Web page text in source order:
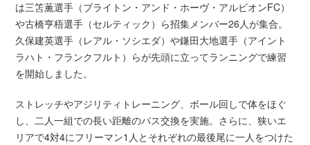
は三笘薫選手（ブライトン・アンド・ホーヴ・アルビオンFC）
や古橋亨梧選手（セルティック）ら招集メンバー26人が集合。
久保建英選手（レアル・ソシエダ）や鎌田大地選手（アイント
ラハト・フランクフルト）らが先頭に立ってランニングで練習
を開始しました。
ストレッチやアジリティトレーニング、ボール回しで体をほぐ
し、二人一組での長い距離のパス交換を実施。さらに、狭いエ
リアで4対4にフリーマン1人とそれぞれの最後尾に一人をつけた